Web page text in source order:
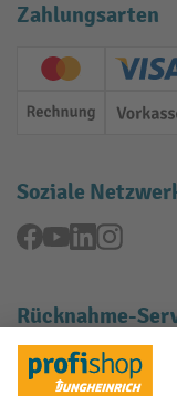
Zahlungsarten
Creditcard
Rechnung
Soziale
Facebook
YouTubeLinkedIn
Rücknahme-
Elektrogeräte